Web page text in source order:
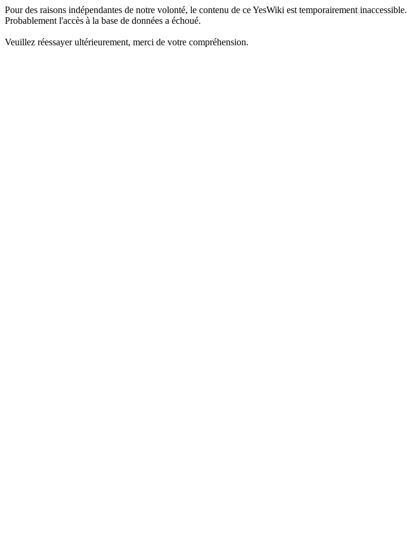
Pour des raisons indépendantes de notre volonté, le contenu de ce YesWiki est temporairement inaccessible.
Probablement l'accès à la base de données a échoué.
Veuillez réessayer ultérieurement, merci de votre compréhension.